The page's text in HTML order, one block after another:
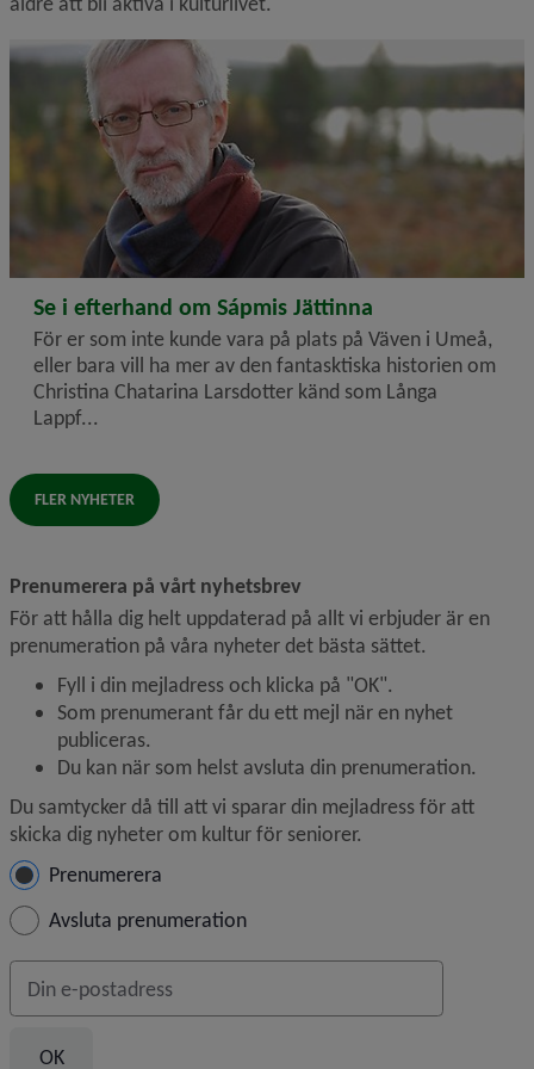
2024-11-29
Se i efterhand om Sápmis Jättinna
För er som inte kunde vara på plats på Väven i Umeå,
eller bara vill ha mer av den fantasktiska historien om
Christina Chatarina Larsdotter känd som Långa
Lappf...
FLER NYHETER
Prenumerera på vårt nyhetsbrev
För att hålla dig helt uppdaterad på allt vi erbjuder är en
prenumeration på våra nyheter det bästa sättet.
Fyll i din mejladress och klicka på "OK".
Som prenumerant får du ett mejl när en nyhet
publiceras.
Du kan när som helst avsluta din prenumeration.
Du samtycker då till att vi sparar din mejladress för att
skicka dig nyheter om kultur för seniorer.
Hantera prenumeration
Prenumerera
Avsluta prenumeration
Din e-postadress